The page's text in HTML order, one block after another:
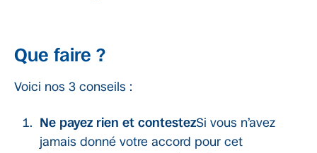
Que faire ?
Voici nos 3 conseils :
Ne payez rien et contestezSi vous n’avez
jamais donné votre accord pour cet